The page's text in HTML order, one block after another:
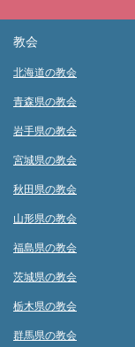
教会
北海道の教会
青森県の教会
岩手県の教会
宮城県の教会
秋田県の教会
山形県の教会
福島県の教会
茨城県の教会
栃木県の教会
群馬県の教会